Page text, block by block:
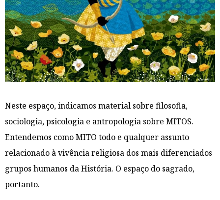
Neste espaço, indicamos material sobre filosofia,
sociologia, psicologia e antropologia sobre MITOS.
Entendemos como MITO todo e qualquer assunto
relacionado à vivência religiosa dos mais diferenciados
grupos humanos da História. O espaço do sagrado,
portanto.